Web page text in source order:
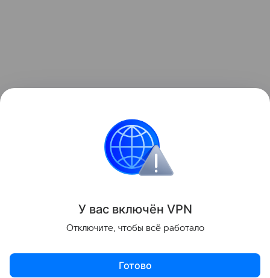
Данный материал основывается на переводе
публикации зарубежного СМИ и не отражает
У вас включён VPN
Отключите, чтобы всё работало
Готово